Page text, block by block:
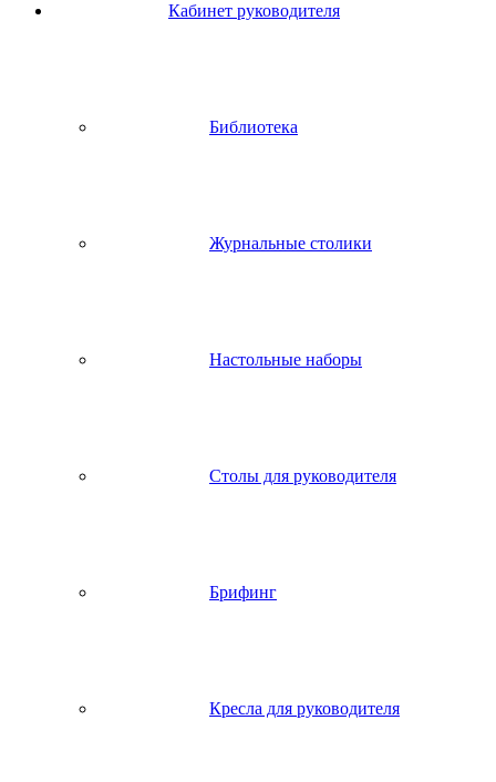
Кабинет руководителя
Библиотека
Журнальные столики
Настольные наборы
Столы для руководителя
Брифинг
Кресла для руководителя